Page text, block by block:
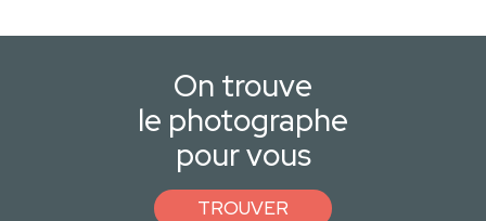
On trouve
le photographe
pour vous
TROUVER